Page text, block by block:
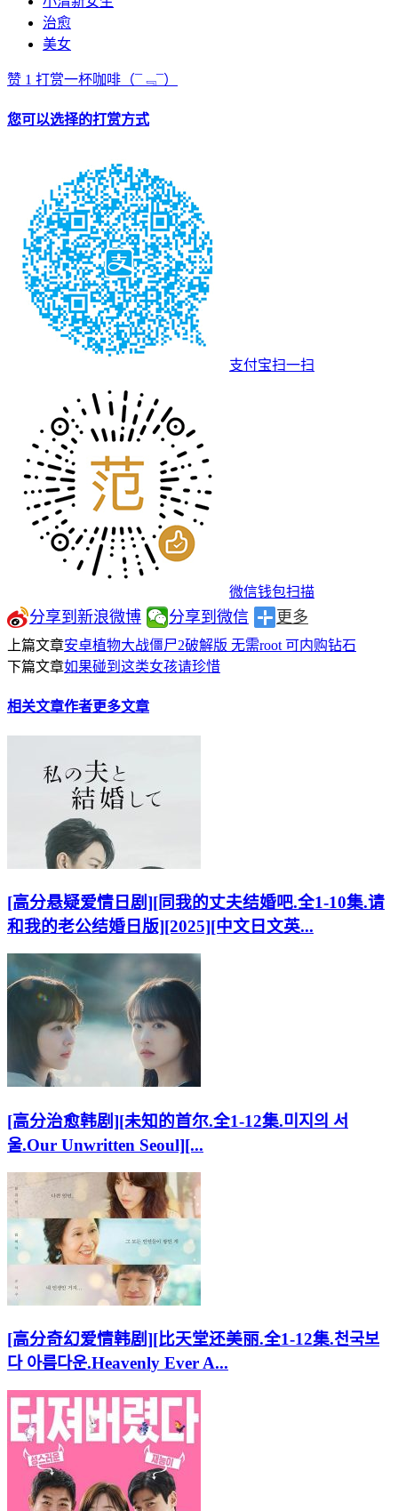
治愈
美女
赞 1 打赏一杯咖啡 （¯﹃¯）
您可以选择的打赏方式
支付宝扫一扫
微信钱包扫描
分享到新浪微博 分享到微信 更多
上篇文章安卓植物大战僵尸2破解版 无需root 可内购钻石
下篇文章如果碰到这类女孩请珍惜
相关文章作者更多文章
[高分悬疑爱情日剧][同我的丈夫结婚吧.全1-10集.请
和我的老公结婚日版][2025][中文日文英...
[高分治愈韩剧][未知的首尔.全1-12集.미지의 서
울.Our Unwritten Seoul][...
[高分奇幻爱情韩剧][比天堂还美丽.全1-12集.천국보
다 아름다운.Heavenly Ever A...